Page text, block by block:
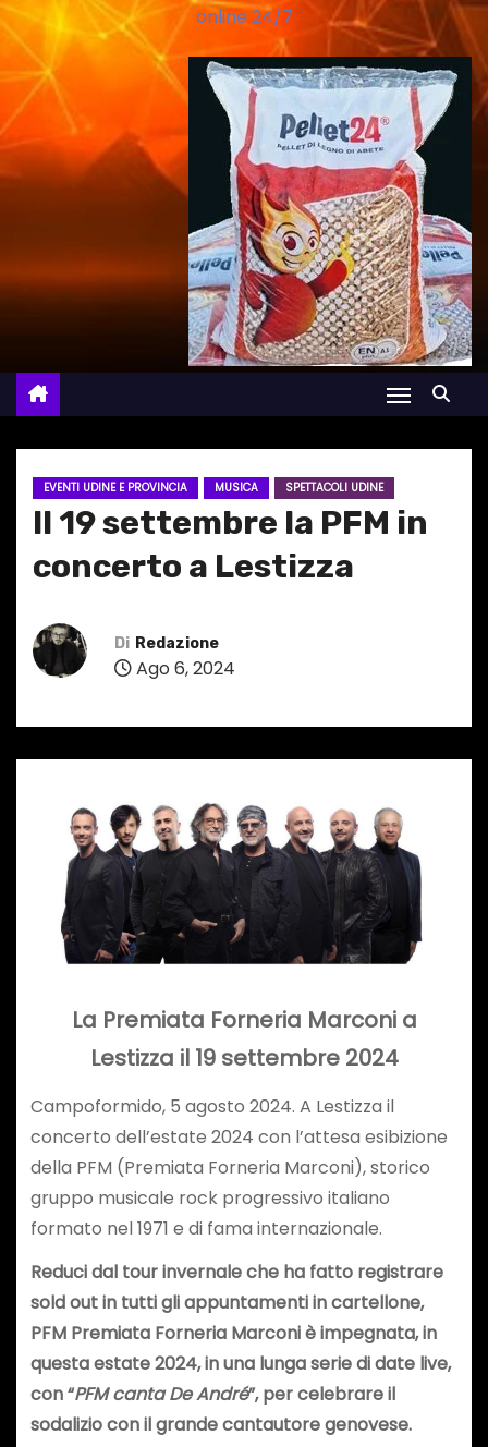
online 24/7
EVENTI UDINE E PROVINCIA MUSICA SPETTACOLI UDINE
Il 19 settembre la PFM in
concerto a Lestizza
Di Redazione
Ago 6, 2024
La Premiata Forneria Marconi a
Lestizza il 19 settembre 2024
Campoformido, 5 agosto 2024. A Lestizza il
concerto dell’estate 2024 con l’attesa esibizione
della PFM (Premiata Forneria Marconi), storico
gruppo musicale rock progressivo italiano
formato nel 1971 e di fama internazionale.
Reduci dal tour invernale che ha fatto registrare
sold out in tutti gli appuntamenti in cartellone,
PFM Premiata Forneria Marconi è impegnata, in
questa estate 2024, in una lunga serie di date live,
con “PFM canta De André”, per celebrare il
sodalizio con il grande cantautore genovese.